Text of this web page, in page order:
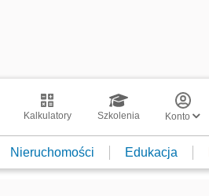
Kalkulatory Szkolenia Konto
Nieruchomości Edukacja